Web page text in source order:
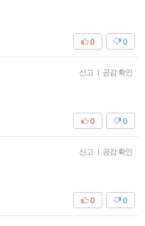
0
0
신고 | 공감 확인
0
0
신고 | 공감 확인
0
0